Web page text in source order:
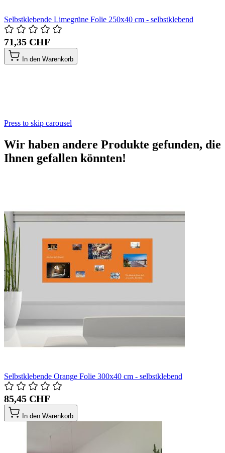
Selbstklebende Limegrüne Folie 250x40 cm - selbstklebend
71,35 CHF
In den Warenkorb
Press to skip carousel
Wir haben andere Produkte gefunden, die
Ihnen gefallen könnten!
Selbstklebende Orange Folie 300x40 cm - selbstklebend
85,45 CHF
In den Warenkorb